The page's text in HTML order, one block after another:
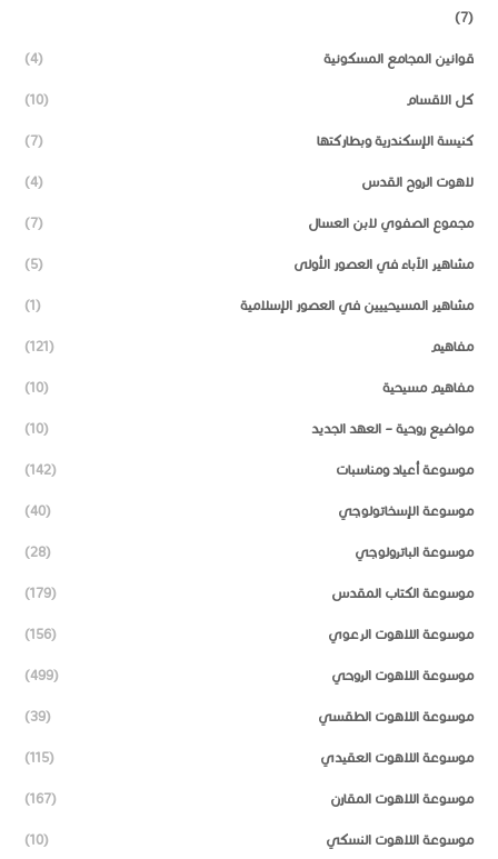
(7)
قوانين المجامع المسكونية (4)
كل الاقسام (10)
كنيسة الإسكندرية وبطاركتها (7)
لاهوت الروح القدس (4)
مجموع الصفوي لابن العسال (7)
مشاهير الآباء في العصور الأولى (5)
مشاهير المسيحييين في العصور الإسلامية (1)
مفاهيم (121)
مفاهيم مسيحية (10)
مواضيع روحية – العهد الجديد (10)
موسوعة أعياد ومناسبات (142)
موسوعة الإسخاتولوجي (40)
موسوعة الباترولوجي (28)
موسوعة الكتاب المقدس (179)
موسوعة اللاهوت الرعوي (156)
موسوعة اللاهوت الروحي (499)
موسوعة اللاهوت الطقسي (39)
موسوعة اللاهوت العقيدي (115)
موسوعة اللاهوت المقارن (167)
موسوعة اللاهوت النسكي (10)